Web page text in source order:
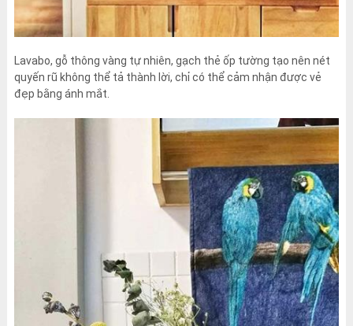
Lavabo, gỗ thông vàng tự nhiên, gạch thẻ ốp tường tạo nên nét
quyến rũ không thể tả thành lời, chỉ có thể cảm nhận được vẻ
đẹp bằng ánh mắt.